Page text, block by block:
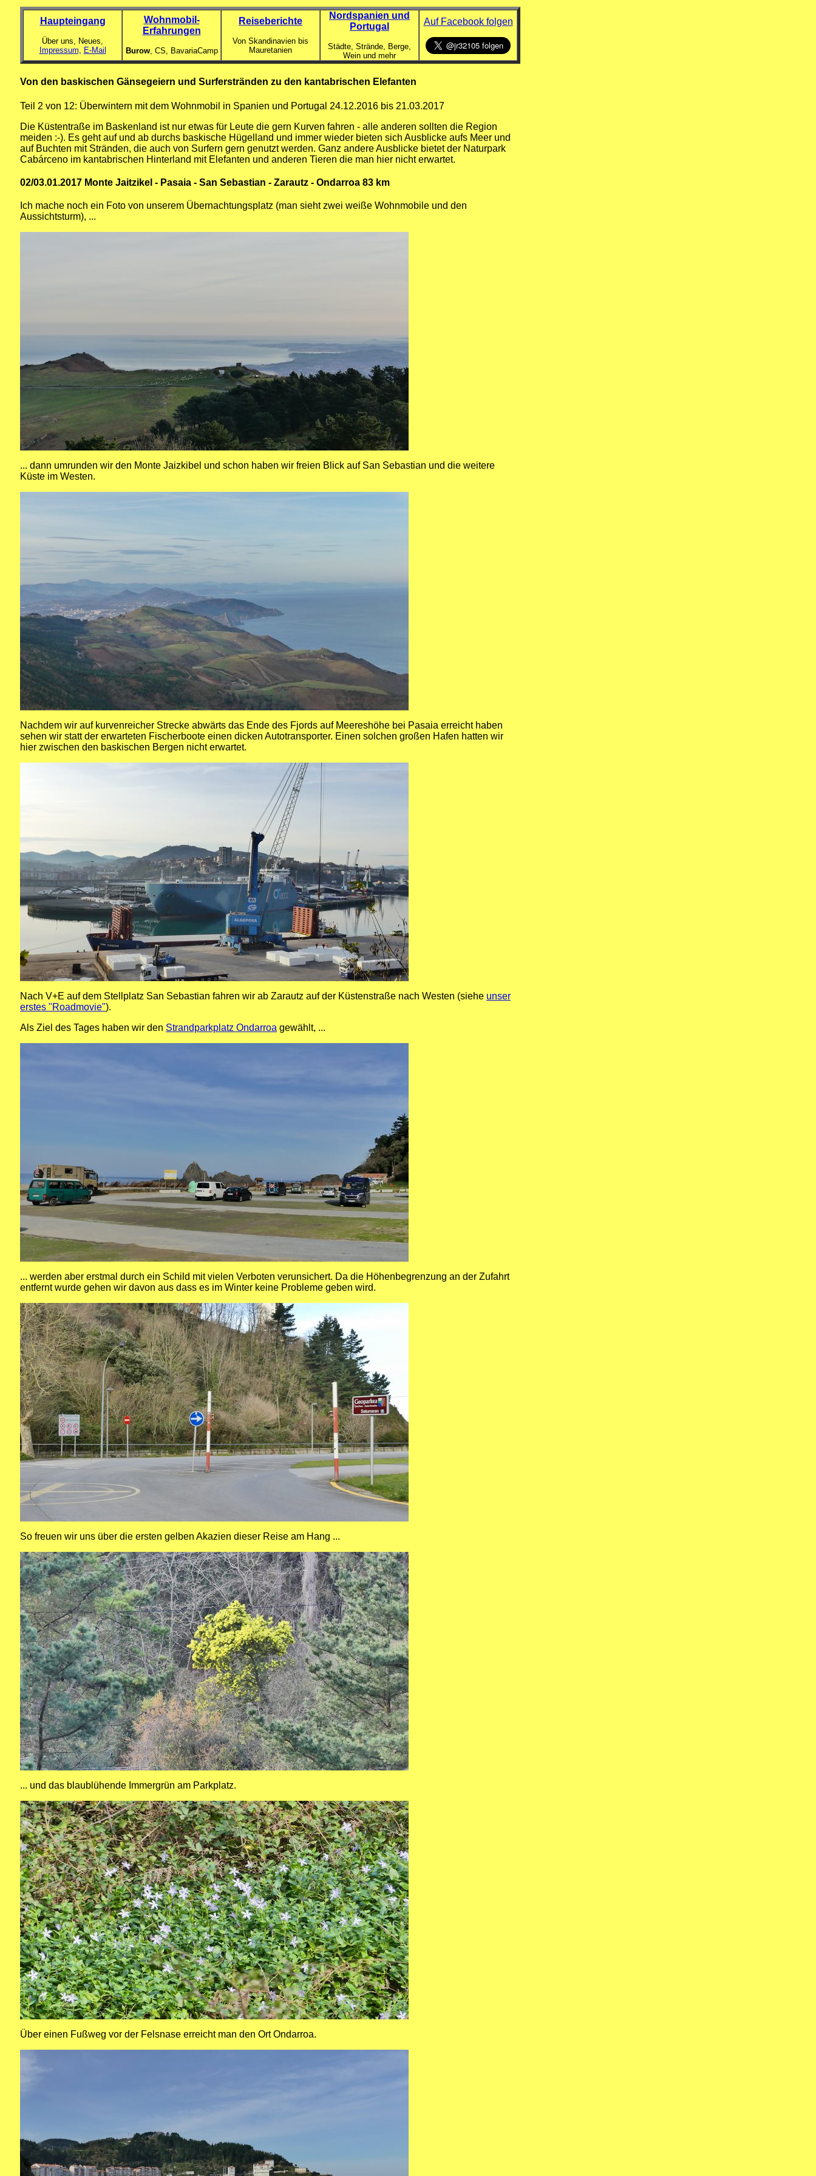
Haupteingang
Über uns, Neues,
Impressum, E-Mail
Wohnmobil-
Erfahrungen
Burow, CS, BavariaCamp
Reiseberichte
Von Skandinavien bis
Mauretanien
Nordspanien und
Portugal
Städte, Strände, Berge,
Wein und mehr
Auf Facebook folgen
Von den baskischen Gänsegeiern und Surferstränden zu den kantabrischen Elefanten
Teil 2 von 12: Überwintern mit dem Wohnmobil in Spanien und Portugal 24.12.2016 bis 21.03.2017
Die Küstentraße im Baskenland ist nur etwas für Leute die gern Kurven fahren - alle anderen sollten die Region
meiden :-). Es geht auf und ab durchs baskische Hügelland und immer wieder bieten sich Ausblicke aufs Meer und
auf Buchten mit Stränden, die auch von Surfern gern genutzt werden. Ganz andere Ausblicke bietet der Naturpark
Cabárceno im kantabrischen Hinterland mit Elefanten und anderen Tieren die man hier nicht erwartet.
02/03.01.2017 Monte Jaitzikel - Pasaia - San Sebastian - Zarautz - Ondarroa 83 km
Ich mache noch ein Foto von unserem Übernachtungsplatz (man sieht zwei weiße Wohnmobile und den
Aussichtsturm), ...
... dann umrunden wir den Monte Jaizkibel und schon haben wir freien Blick auf San Sebastian und die weitere
Küste im Westen.
Nachdem wir auf kurvenreicher Strecke abwärts das Ende des Fjords auf Meereshöhe bei Pasaia erreicht haben
sehen wir statt der erwarteten Fischerboote einen dicken Autotransporter. Einen solchen großen Hafen hatten wir
hier zwischen den baskischen Bergen nicht erwartet.
Nach V+E auf dem Stellplatz San Sebastian fahren wir ab Zarautz auf der Küstenstraße nach Westen (siehe unser
erstes "Roadmovie").
Als Ziel des Tages haben wir den Strandparkplatz Ondarroa gewählt, ...
... werden aber erstmal durch ein Schild mit vielen Verboten verunsichert. Da die Höhenbegrenzung an der Zufahrt
entfernt wurde gehen wir davon aus dass es im Winter keine Probleme geben wird.
So freuen wir uns über die ersten gelben Akazien dieser Reise am Hang ...
... und das blaublühende Immergrün am Parkplatz.
Über einen Fußweg vor der Felsnase erreicht man den Ort Ondarroa.